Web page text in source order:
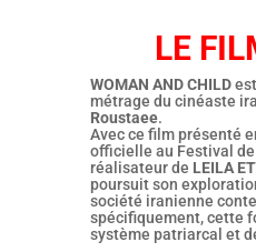
LE
WOMAN AND CHILD
métrage du cinéaste
Roustaee.
Avec ce film présenté
officielle au Festival de
réalisateur de LEILA
poursuit son
société iranienne
spécifiquement, cette
système patriarcal et